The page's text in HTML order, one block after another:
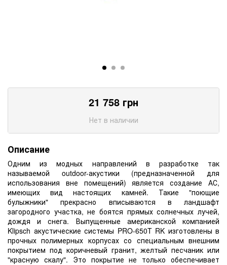
21 758 грн
Нет в наличии
Описание
Одним из модных направлений в разработке так
называемой outdoor-акустики (предназначенной для
использования вне помещений) является создание АС,
имеющих вид настоящих камней. Такие "поющие
булыжники" прекрасно вписываются в ландшафт
загородного участка, не боятся прямых солнечных лучей,
дождя и снега. Выпущенные американской компанией
Klipsch акустические системы PRO-650T RK изготовлены в
прочных полимерных корпусах со специальным внешним
покрытием под коричневый гранит, желтый песчаник или
"красную скалу". Это покрытие не только обеспечивает